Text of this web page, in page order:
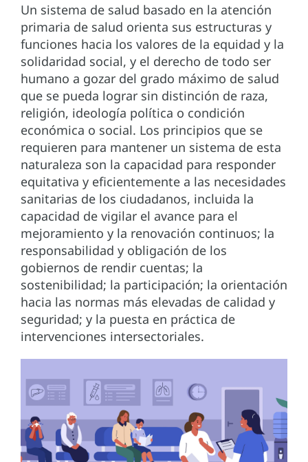
Un sistema de salud basado en la atención
primaria de salud orienta sus estructuras y
funciones hacia los valores de la equidad y la
solidaridad social, y el derecho de todo ser
humano a gozar del grado máximo de salud
que se pueda lograr sin distinción de raza,
religión, ideología política o condición
económica o social. Los principios que se
requieren para mantener un sistema de esta
naturaleza son la capacidad para responder
equitativa y eficientemente a las necesidades
sanitarias de los ciudadanos, incluida la
capacidad de vigilar el avance para el
mejoramiento y la renovación continuos; la
responsabilidad y obligación de los
gobiernos de rendir cuentas; la
sostenibilidad; la participación; la orientación
hacia las normas más elevadas de calidad y
seguridad; y la puesta en práctica de
intervenciones intersectoriales.